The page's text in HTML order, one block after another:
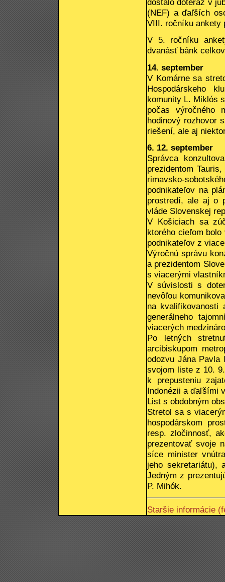
dostalo doteraz v
(NEF) a ďaľších
VIII. ročníku ankety
V 5. ročníku
dvanásť bánk
14. september
V Komárne sa
Hospodárskeho
komunity L. Miklós
počas výročného
hodinový rozhovor
riešení, ale aj
6. 12. september
Správca
prezidentom
rimavsko-
podnikateľov na
prostredí, ale aj o
vláde Slovenskej
V Košiciach sa
ktorého cieľom
podnikateľov z
Výročnú správu
a prezidentom
s viacerými
V súvislosti s
nevôľou
na kvalifikovanosti
generálneho
viacerých
Po letných
arcibiskupom
odozvu Jána
svojom liste z 10.
k prepusteniu
Indonézii a ďaľšími
List s obdobným
Stretol sa s
hospodárskom
resp. zločinnosť,
prezentovať svoje
síce minister
jeho sekretariátu),
Jedným z
P. Mihók.
Staršie informácie